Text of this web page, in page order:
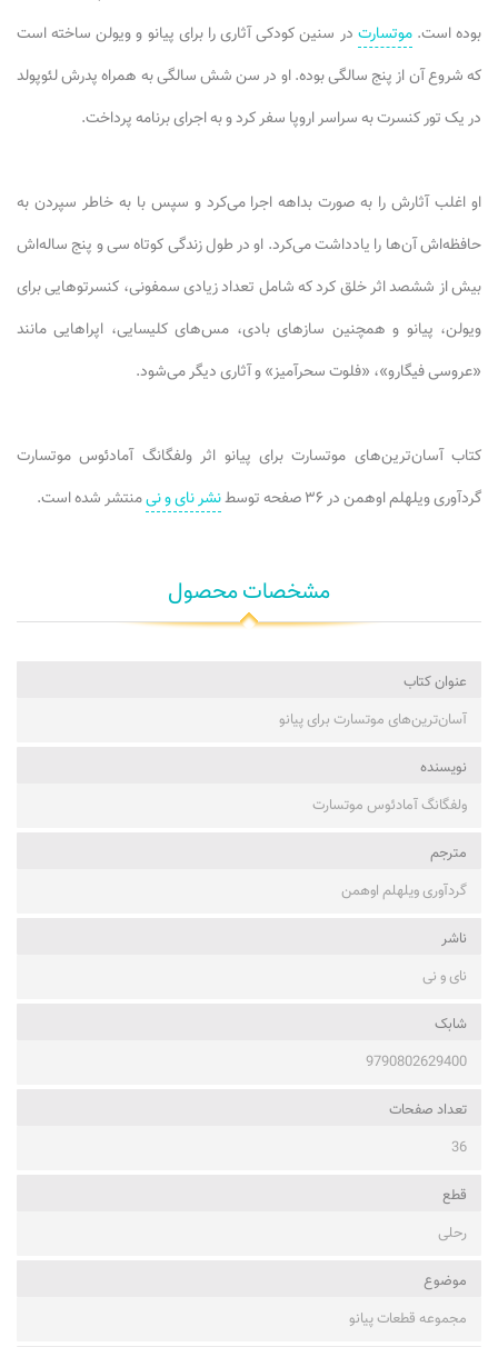
بوده است.موتسارت در سنین کودکی آثاری را برای پیانو و ویولن ساخته است
که شروع آن از پنج سالگی بوده. او در سن شش سالگی به همراه پدرش لئوپولد
در یک تور کنسرت به سراسر اروپا سفر کرد و به اجرای برنامه پرداخت.
او اغلب آثارش را به صورت بداهه اجرا می‌کرد و سپس با به خاطر سپردن به
حافظه‌اش آن‌ها را یادداشت می‌کرد. او در طول زندگی کوتاه سی و پنج ساله‌اش
بیش از ششصد اثر خلق کرد که شامل تعداد زیادی سمفونی، کنسرتوهایی برای
ویولن، پیانو و همچنین سازهای بادی، مس‌های کلیسایی، اپراهایی مانند
«عروسی فیگارو»، «فلوت سحرآمیز» و آثاری دیگر می‌شود.
کتاب آسان‌ترین‌های موتسارت برای پیانو اثر ولفگانگ آمادئوس موتسارت
گردآوری ویلهلم اوهمن در ۳۶ صفحه توسط
نشر نای و نیمنتشر شده است.
مشخصات محصول
عنوان کتاب
آسان‌ترین‌های موتسارت برای پیانو
نویسنده
ولفگانگ آمادئوس موتسارت
مترجم
گردآوری ویلهلم اوهمن
ناشر
نای و نی
شابک
9790802629400
تعداد صفحات
36
قطع
رحلی
موضوع
مجموعه قطعات پیانو